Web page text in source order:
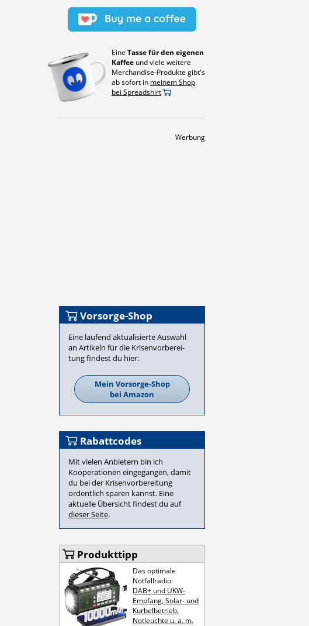
Eine Tasse für den eigenen
Kaffee und viele weitere
Merchandise-Produkte gibt's
ab sofort in meinem Shop
bei Spreadshirt
Werbung
Vorsorge-Shop
Eine laufend aktualisierte Auswahl
an Artikeln für die Krisen­vor­be­rei­
tung findest du hier:
Mein Vorsorge-Shop
bei Amazon
Rabattcodes
Mit vielen Anbietern bin ich
Kooperationen eingegangen, damit
du bei der Krisenvorbereitung
ordentlich sparen kannst. Eine
aktuelle Übersicht findest du auf
dieser Seite.
Produkttipp
Das optimale
Notfallradio:
DAB+ und UKW-
Empfang, Solar- und
Kurbelbetrieb,
Notleuchte u. a. m.